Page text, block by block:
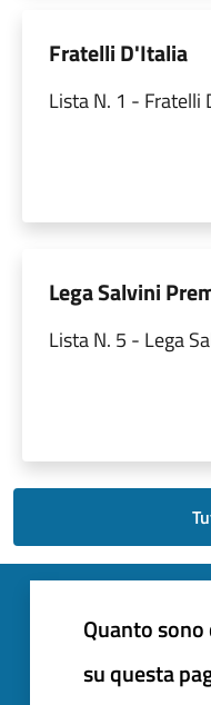
Fratelli D'Italia
Lista N. 1 - Fratelli
Lega Salvini
Lista N. 5 - Lega
Quanto
su questa